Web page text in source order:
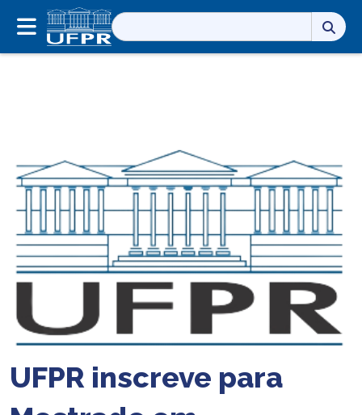
Pesquisar
por:
UFPR inscreve para